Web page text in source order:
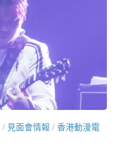
/ 見面會情報 / 香港動漫電